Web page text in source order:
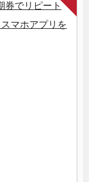
券でリピート
マホアプリを